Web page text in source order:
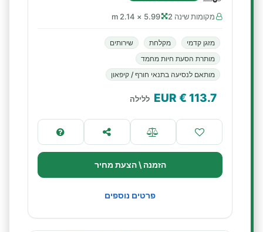
מקומות שינה 2 5.99 × 2.14 m
מזגן קדמי מקלחת
שירותים
מותרת הסעת חיות מחמד
מותאם לנסיעה בתנאי חורף / קיפאון
113.7
€ EUR ללילה
הזמנה \ הצעת מחיר
פרטים נוספים